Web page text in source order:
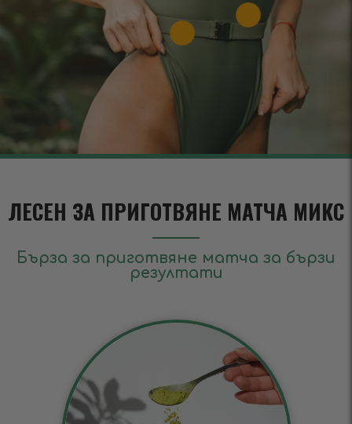
ЛЕСЕН ЗА ПРИГОТВЯНЕ МАТЧА МИКС
Бърза за приготвяне матча за бързи
резултати